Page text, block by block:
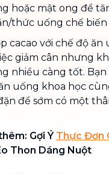
hoặc mật ong để
thức uống chế biến
cacao với chế độ ăn
giảm cân nhưng
nhiều càng tốt.
uống khoa học
để sớm có một
Gợi Ý Thực Đơn
Thon Dáng Nuột